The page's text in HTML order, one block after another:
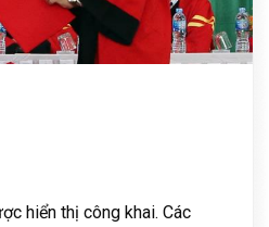
hiển thị công khai. Các